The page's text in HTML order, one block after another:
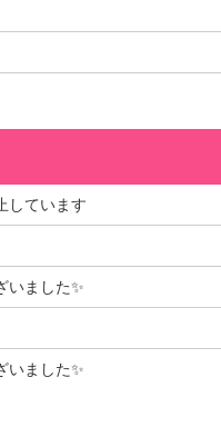
しています
いました✨
いました✨